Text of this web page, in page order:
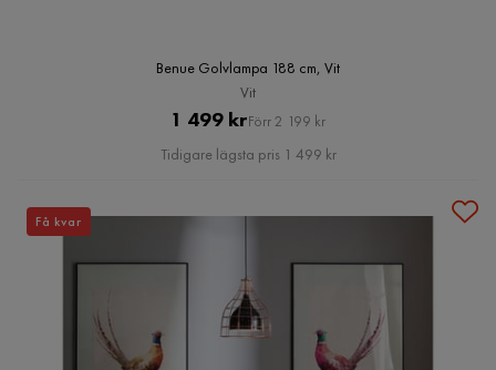
Benue Golvlampa 188 cm, Vit
Vit
Pris
1 499 krOriginal
Pris
Förr 2 199 kr
Tidigare lägsta pris 1 499 kr
Få kvar